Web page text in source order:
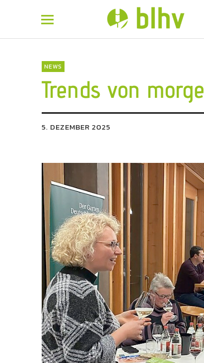
BLHV
NEWS
Trends von
5. DEZEMBER 2025